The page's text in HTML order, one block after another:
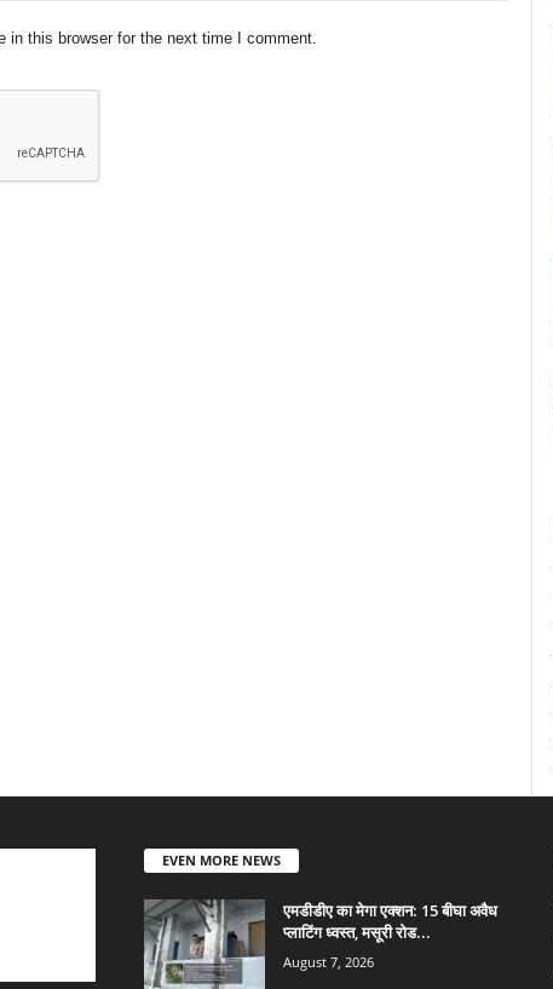
in this browser for the next time I comment.
EVEN MORE NEWS
एमडीडीए का मेगा एक्शन: 15 बीघा अवैध
प्लाटिंग ध्वस्त, मसूरी रोड...
August 7, 2026